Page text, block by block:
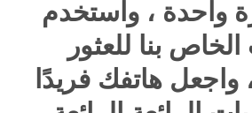
واحدة ، واستخدم
بنا للعثور
واجعل هاتفك فريدًا